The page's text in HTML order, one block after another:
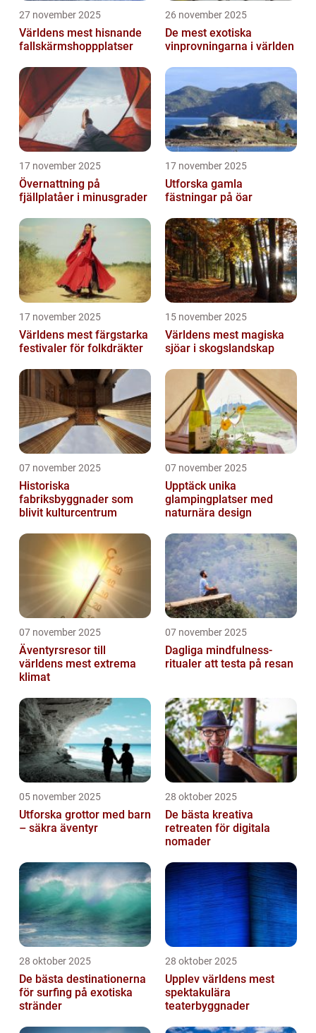
27 november 2025
Världens mest hisnande
fallskärmshoppplatser
26 november 2025
De mest exotiska
vinprovningarna i världen
17 november 2025
Övernattning på
fjällplatåer i minusgrader
17 november 2025
Utforska gamla
fästningar på öar
17 november 2025
Världens mest färgstarka
festivaler för folkdräkter
15 november 2025
Världens mest magiska
sjöar i skogslandskap
07 november 2025
Historiska
fabriksbyggnader som
blivit kulturcentrum
07 november 2025
Upptäck unika
glampingplatser med
naturnära design
07 november 2025
Äventyrsresor till
världens mest extrema
klimat
07 november 2025
Dagliga mindfulness-
ritualer att testa på resan
05 november 2025
Utforska grottor med barn
– säkra äventyr
28 oktober 2025
De bästa kreativa
retreaten för digitala
nomader
28 oktober 2025
De bästa destinationerna
för surfing på exotiska
stränder
28 oktober 2025
Upplev världens mest
spektakulära
teaterbyggnader